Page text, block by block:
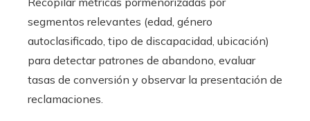
segmentos relevantes (edad, género
autoclasificado, tipo de discapacidad, ubicación)
para detectar patrones de abandono, evaluar
tasas de conversión y observar la presentación de
reclamaciones.